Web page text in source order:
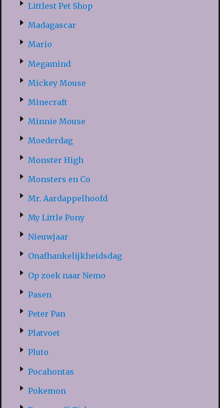
Littlest Pet Shop
Madagascar
Mario
Megamind
Mickey Mouse
Minecraft
Minnie Mouse
Moederdag
Monster High
Monsters en Co
Mr. Aardappelhoofd
My Little Pony
Nieuwjaar
Onafhankelijkheidsdag
Op zoek naar Nemo
Pasen
Peter Pan
Platvoet
Pluto
Pocahontas
Pokemon